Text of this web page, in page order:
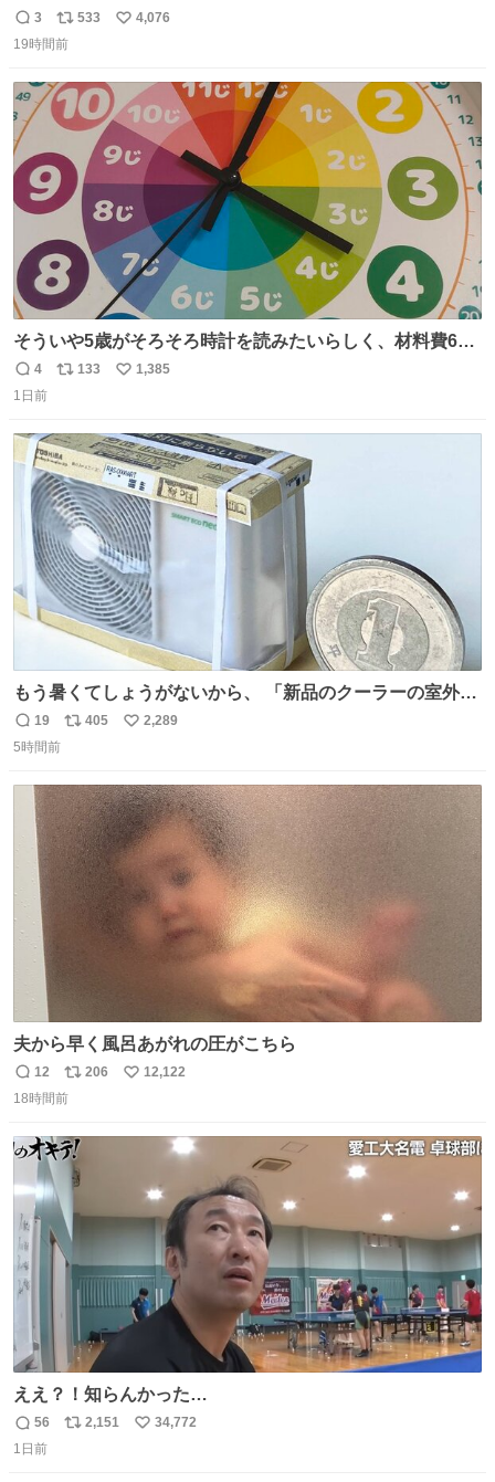
まうことから、なるべく歪みがない状態で観察しやすいよ
うにこのような形で保存していると前に科博の先生から教
返
信
3
リ
ポ
ト
数
533
い
数
4,076
19時間前
そういや5歳がそろそろ時計を読みたいらしく、材料費600
円で作れる知育時計作ってみた！ めっちゃ簡単！ ありがと
う先人！
返
信
4
リ
ト
数
133
い
数
1,385
1日前
もう暑くてしょうがないから、 「新品のクーラーの室外機
のミニチュア」 でも見ていってよ
返
信
19
リ
ト
数
405
い
数
2,289
5時間前
夫から早く風呂あがれの圧がこちら
返
信
12
リ
ポ
ト
数
206
い
12,122
18時間前
ええ？！知らんかった…
返
信
56
リ
2,151
い
34,772
1日前